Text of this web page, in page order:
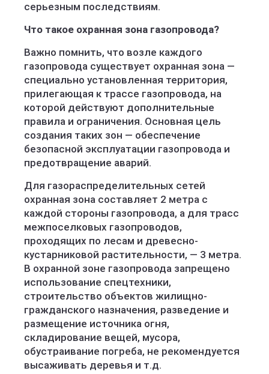
серьезным последствиям.
Что такое охранная зона газопровода?
Важно помнить, что возле каждого
газопровода существует охранная зона —
специально установленная территория,
прилегающая к трассе газопровода, на
которой действуют дополнительные
правила и ограничения. Основная цель
создания таких зон — обеспечение
безопасной эксплуатации газопровода и
предотвращение аварий.
Для газораспределительных сетей
охранная зона составляет 2 метра с
каждой стороны газопровода, а для трасс
межпоселковых газопроводов,
проходящих по лесам и древесно-
кустарниковой растительности, — 3 метра.
В охранной зоне газопровода запрещено
использование спецтехники,
строительство объектов жилищно-
гражданского назначения, разведение и
размещение источника огня,
складирование вещей, мусора,
обустраивание погреба, не рекомендуется
высаживать деревья и т.д.